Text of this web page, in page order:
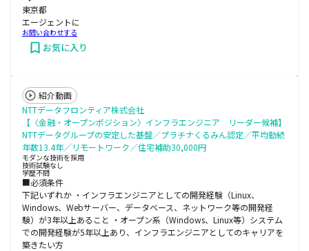
東京都
エージェントに
お問い合わせする
お気に入り
紹介動画
NTTデータフロンティア株式会社
【〈金融・オープンポジション〉インフラエンジニア リーダー候補】
NTTデータグループの安定した基盤／プラチナくるみん認定／平均勤続
年数13.4年／リモートワーク／住宅補助30,000円
モダンな技術を採用
技術試験なし
学歴不問
■必須条件
下記いずれか ・インフラエンジニアとしての開発経験（Linux、
Windows、Webサーバー、データベース、ネットワーク等の開発経
験）が3年以上あること ・オープン系（Windows、Linux等）システム
での開発経験が5年以上あり、インフラエンジニアとしてのキャリアを
築きたい方